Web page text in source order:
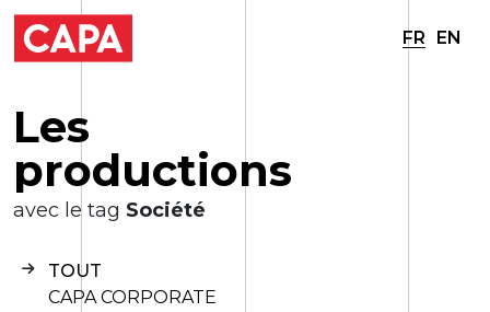
FR EN
Les
productions
avec le tag Société
TOUT
CAPA CORPORATE